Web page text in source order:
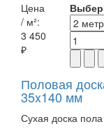
Цена
/ м²:
3 450
₽
Половая
35x140 мм
Сухая доска